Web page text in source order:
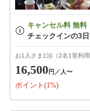
お1人さま1泊（2名1室利
16,500円 ／人〜
ポイント(1%)